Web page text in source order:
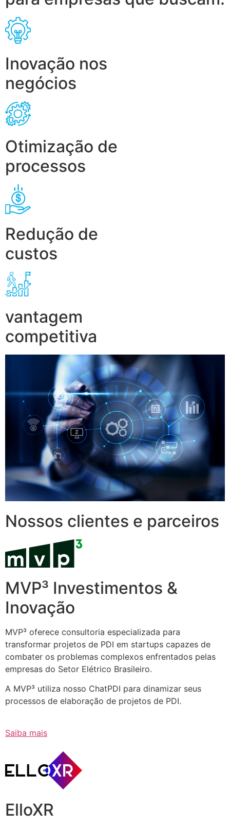
Inovação nos
negócios
Otimização de
processos
Redução de
custos
vantagem
competitiva
Nossos clientes e parceiros
MVP³ Investimentos &
Inovação
MVP³ oferece consultoria especializada para
transformar projetos de PDI em startups capazes de
combater os problemas complexos enfrentados pelas
empresas do Setor Elétrico Brasileiro.
A MVP³ utiliza nosso ChatPDI para dinamizar seus
processos de elaboração de projetos de PDI.
Saiba mais
ElloXR